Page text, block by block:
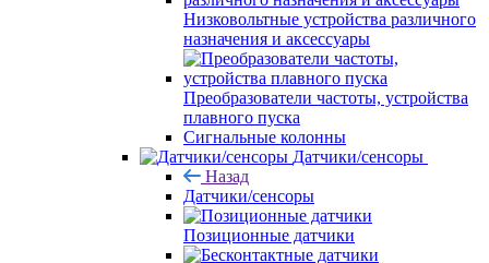
Низковольтные устройства различного
назначения и аксессуары
Преобразователи частоты, устройства
плавного пуска
Сигнальные колонны
Датчики/сенсоры
Назад
Датчики/сенсоры
Позиционные датчики